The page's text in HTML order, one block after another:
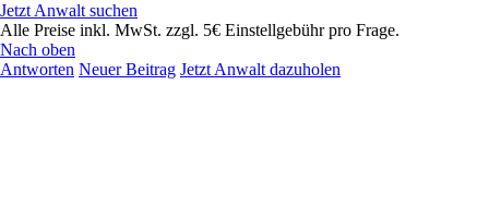
Jetzt Anwalt suchen
Alle Preise inkl. MwSt. zzgl. 5€ Einstellgebühr pro Frage.
Nach oben
Antworten Neuer Beitrag Jetzt Anwalt dazuholen